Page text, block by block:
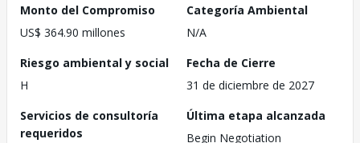
Monto del Compromiso
US$ 364.90 millones
Categoría Ambiental
N/A
Riesgo ambiental y social
H
Fecha de Cierre
31 de diciembre de 2027
Servicios de consultoría
requeridos
Última etapa alcanzada
Begin Negotiation